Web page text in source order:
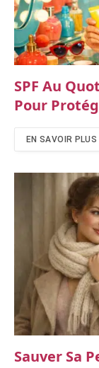
SPF Au
Pour
EN SAVOIR PLUS
Sauver Sa